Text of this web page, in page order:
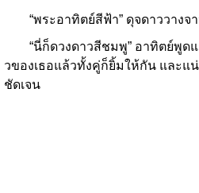
“พระอาทิตย์สีฟ้า” ดุจดาววางจา
“นี่ก็ดวงดาวสีชมพู” อาทิตย์พูดแ
วของเธอแล้วทั้งคู่ก็ยิ้มให้กัน และ
ชัดเจน